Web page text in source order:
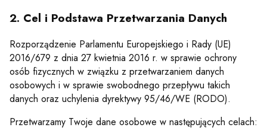
2. Cel i Podstawa Przetwarzania Danych
Rozporządzenie Parlamentu Europejskiego i Rady (UE)
2016/679 z dnia 27 kwietnia 2016 r. w sprawie ochrony
osób fizycznych w związku z przetwarzaniem danych
osobowych i w sprawie swobodnego przepływu takich
danych oraz uchylenia dyrektywy 95/46/WE (RODO).
Przetwarzamy Twoje dane osobowe w następujących celach: